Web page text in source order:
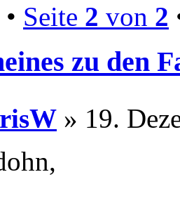
Seite 2 von 2
zu den
» 19.